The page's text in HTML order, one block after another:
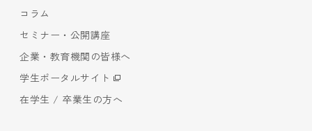
コラム
セミナー・公開講座
企業・教育機関の皆様へ
学生ポータルサイト
在学生 / 卒業生の方へ